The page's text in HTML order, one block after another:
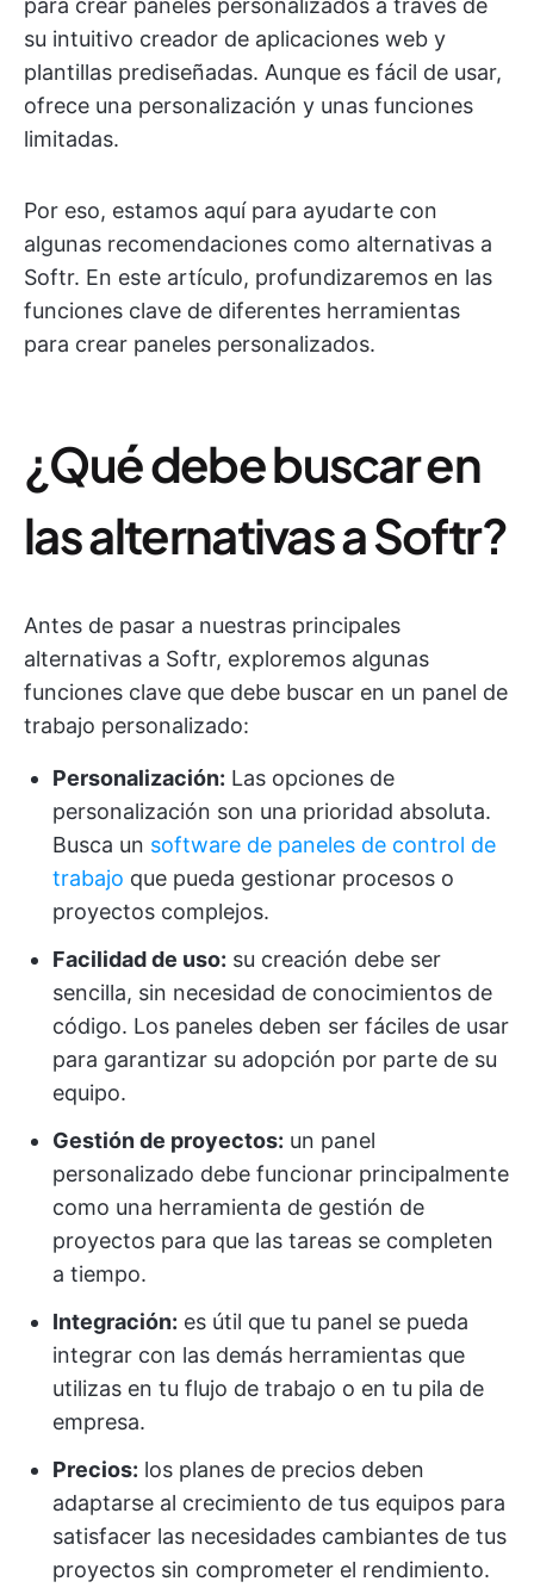
para crear paneles personalizados a través de
su intuitivo creador de aplicaciones web y
plantillas prediseñadas. Aunque es fácil de usar,
ofrece una personalización y unas funciones
limitadas.
Por eso, estamos aquí para ayudarte con
algunas recomendaciones como alternativas a
Softr. En este artículo, profundizaremos en las
funciones clave de diferentes herramientas
para crear paneles personalizados.
¿Qué debe buscar en
las alternativas a Softr?
Antes de pasar a nuestras principales
alternativas a Softr, exploremos algunas
funciones clave que debe buscar en un panel de
trabajo personalizado:
Personalización: Las opciones de
personalización son una prioridad absoluta.
Busca un software de paneles de control de
trabajo que pueda gestionar procesos o
proyectos complejos.
Facilidad de uso: su creación debe ser
sencilla, sin necesidad de conocimientos de
código. Los paneles deben ser fáciles de usar
para garantizar su adopción por parte de su
equipo.
Gestión de proyectos: un panel
personalizado debe funcionar principalmente
como una herramienta de gestión de
proyectos para que las tareas se completen
a tiempo.
Integración: es útil que tu panel se pueda
integrar con las demás herramientas que
utilizas en tu flujo de trabajo o en tu pila de
empresa.
Precios: los planes de precios deben
adaptarse al crecimiento de tus equipos para
satisfacer las necesidades cambiantes de tus
proyectos sin comprometer el rendimiento.